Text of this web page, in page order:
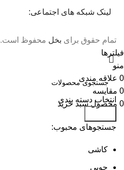
لینک شبکه های اجتماعی:
تمام حقوق برای بخل محفوظ است.
انتخاب دسته بندی
جستجوهای محبوب:
کاشی
چوبی
فیلترها
منو
0 علاقه مندی
0 مقایسه
0 محصول سبد خرید